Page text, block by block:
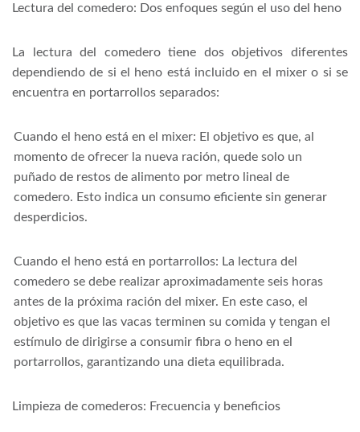
Lectura del comedero: Dos enfoques según el uso del heno
La lectura del comedero tiene dos objetivos diferentes
dependiendo de si el heno está incluido en el mixer o si se
encuentra en portarrollos separados:
Cuando el heno está en el mixer: El objetivo es que, al
momento de ofrecer la nueva ración, quede solo un
puñado de restos de alimento por metro lineal de
comedero. Esto indica un consumo eficiente sin generar
desperdicios.
Cuando el heno está en portarrollos: La lectura del
comedero se debe realizar aproximadamente seis horas
antes de la próxima ración del mixer. En este caso, el
objetivo es que las vacas terminen su comida y tengan el
estímulo de dirigirse a consumir fibra o heno en el
portarrollos, garantizando una dieta equilibrada.
Limpieza de comederos: Frecuencia y beneficios